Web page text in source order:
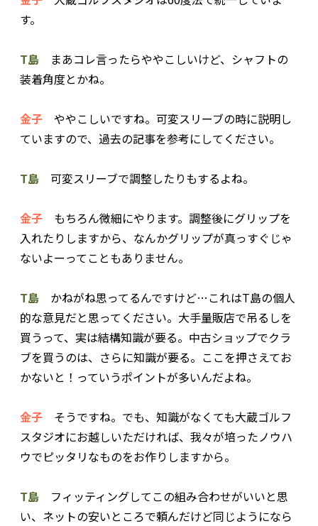
す。
T島 まあコレ言ったらややこしいけど、シャフトの
装着角度とかね。
金子 ややこしいですね。可変スリーブの時に説明し
ていますので、過去の記事を参考にしてください。
T島 可変スリーブで調整したりもするよね。
金子 もちろん微細にやります。調整後にグリップを
入れたりしますから、なんかグリップが真っすぐじゃ
ないよーってこともありません。
T島 かねがね思ってるんですけど…これはT島の個人
的な意見だと思ってください。大手量販店で吊るしを
買うって、実は結構知識が要る。中古ショップでクラ
ブを買うのは、さらに知識が要る。ここを押さえてお
かないと！っていうポイントが多いんだよね。
金子 そうですね。でも、知識がなくても大蔵ゴルフ
スタジオにお越しいただければ、我々が培ったノウハ
ウでピッタリなものをお作りしますから。
T島 フィッティングしてこの組み合わせがいいと思
い、ネットの安いところで頼んだけど同じようになら